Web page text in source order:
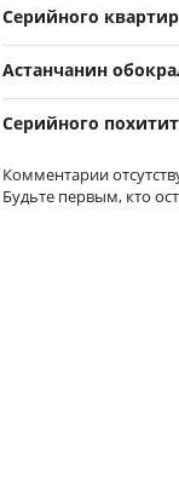
Серийного
Астанчанин
Серийного
Комментарии
Будьте первым, кто